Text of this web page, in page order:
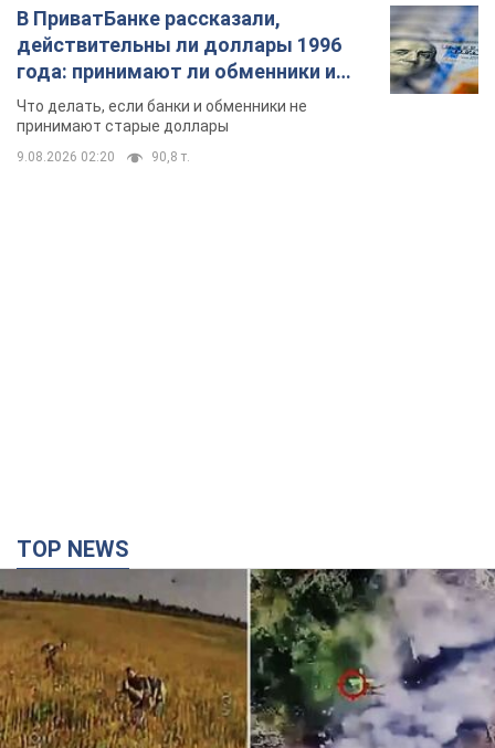
В ПриватБанке рассказали,
действительны ли доллары 1996
года: принимают ли обменники и
банки такие купюры
Что делать, если банки и обменники не
принимают старые доллары
9.08.2026 02:20 90,8 т.
TOP NEWS